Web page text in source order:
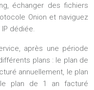
échanger des fichiers
Onion et naviguez
dédiée.
après une période
plans : le plan de
annuellement, le plan
plan de 1 an facturé